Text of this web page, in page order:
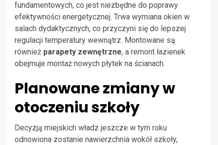
fundamentowych, co jest niezbędne do poprawy
efektywności energetycznej. Trwa wymiana okien w
salach dydaktycznych, co przyczyni się do lepszej
regulacji temperatury wewnątrz. Montowane są
również parapety zewnętrzne, a remont łazienek
obejmuje montaż nowych płytek na ścianach.
Planowane zmiany w
otoczeniu szkoły
Decyzją miejskich władz jeszcze w tym roku
odnowiona zostanie nawierzchnia wokół szkoły,